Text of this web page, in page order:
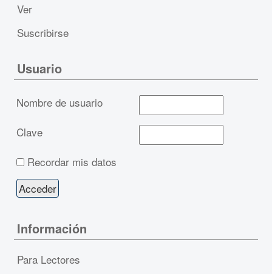
Ver
Suscribirse
Usuario
Nombre de usuario
Clave
Recordar mis datos
Información
Para Lectores